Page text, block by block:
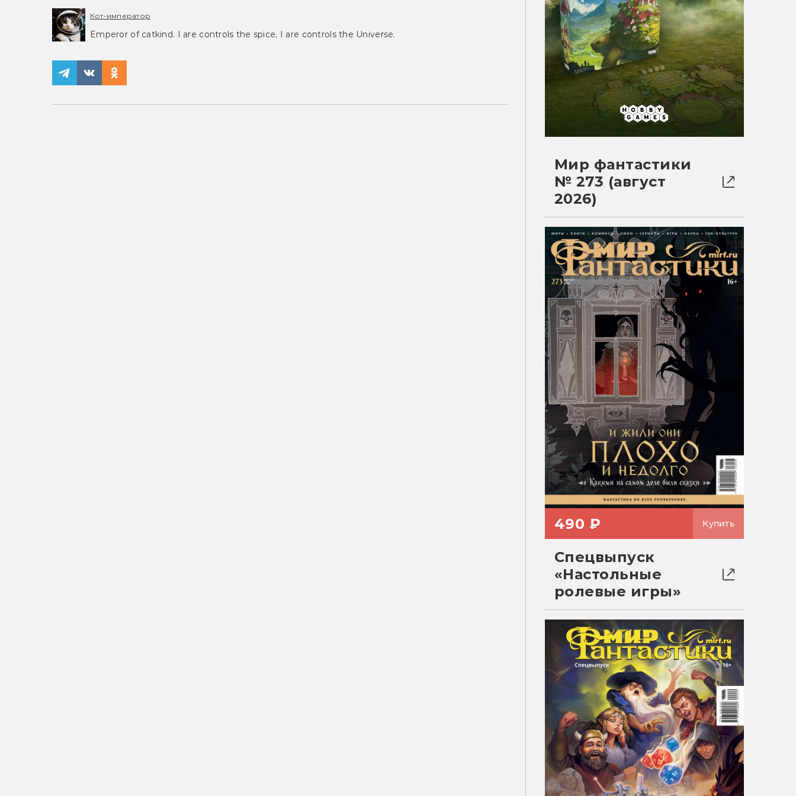
Кот-император
Emperor of catkind. I are controls the spice, I are controls the Universe.
Мир фантастики
№ 273 (август
2026)
490 ₽ Купить
Спецвыпуск
«Настольные
ролевые игры»